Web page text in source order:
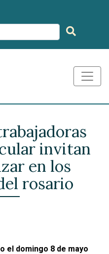
invitan
en los
rosario
el domingo 8 de mayo